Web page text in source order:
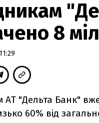
8
АТ "Дельта Банк"
60% від